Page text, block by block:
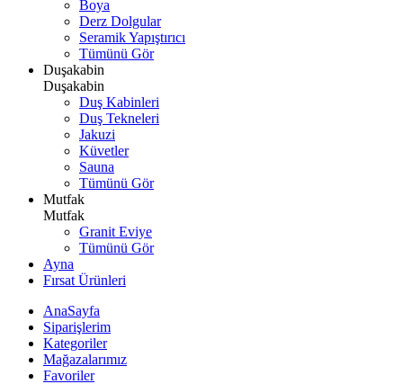
Boya
Derz Dolgular
Seramik Yapıştırıcı
Tümünü Gör
Duşakabin
Duşakabin
Duş Kabinleri
Duş Tekneleri
Jakuzi
Küvetler
Sauna
Tümünü Gör
Mutfak
Mutfak
Granit Eviye
Tümünü Gör
Ayna
Fırsat Ürünleri
AnaSayfa
Siparişlerim
Kategoriler
Mağazalarımız
Favoriler